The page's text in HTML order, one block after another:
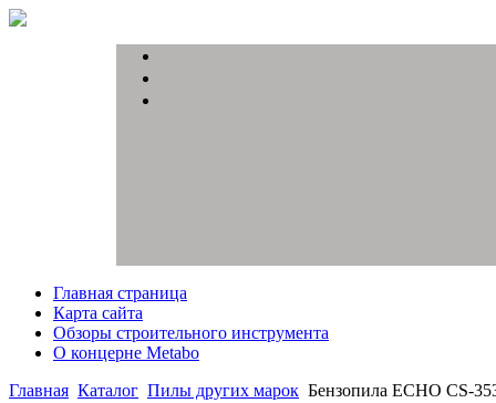
Главная страница
Карта сайта
Обзоры строительного инструмента
О концерне Metabo
Главная Каталог Пилы других марок Бензопила ECHO CS-